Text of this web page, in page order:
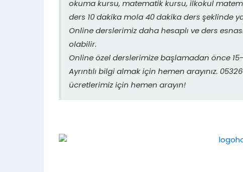
okuma kursu, matematik kursu, ilkokul
ders 10 dakika mola 40 dakika ders şeklinde
Online derslerimiz daha hesaplı ve ders
olabilir.
Online özel derslerimize başlamadan önce
Ayrıntılı bilgi almak için hemen arayınız.
ücretlerimiz için hemen arayın!